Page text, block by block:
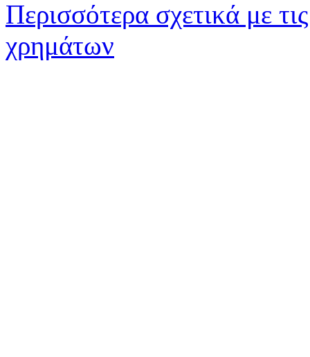
Περισσότερα σχετικά με
χρημάτων